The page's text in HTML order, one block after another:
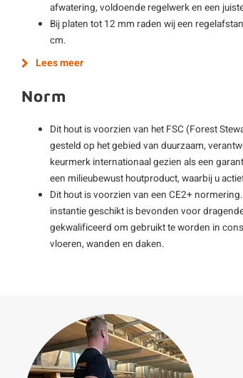
afwatering, voldoende regelwerk en een
Bij platen tot 12 mm raden wij een
cm.
Lees meer
Norm
Dit hout is voorzien van het FSC (Forest
gesteld op het gebied van duurzaam,
keurmerk internationaal gezien als een
een milieubewust houtproduct, waarbij u
Dit hout is voorzien van een CE2+
instantie geschikt is bevonden voor
gekwalificeerd om gebruikt te worden in
vloeren, wanden en daken.